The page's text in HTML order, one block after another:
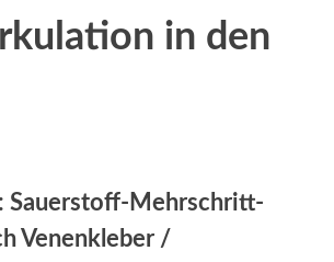
in den
Sauerstoff-Mehrschritt-
Venenkleber /